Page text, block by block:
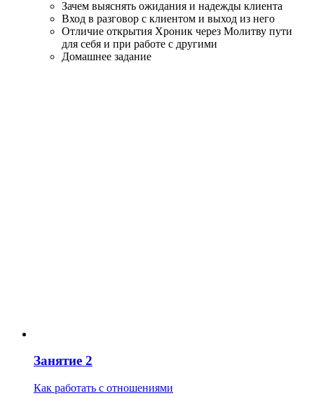
Зачем выяснять ожидания и надежды клиента
Вход в разговор с клиентом и выход из него
Отличие открытия Хроник через Молитву пути
для себя и при работе с другими
Домашнее задание
Занятие 2
Как работать с отношениями